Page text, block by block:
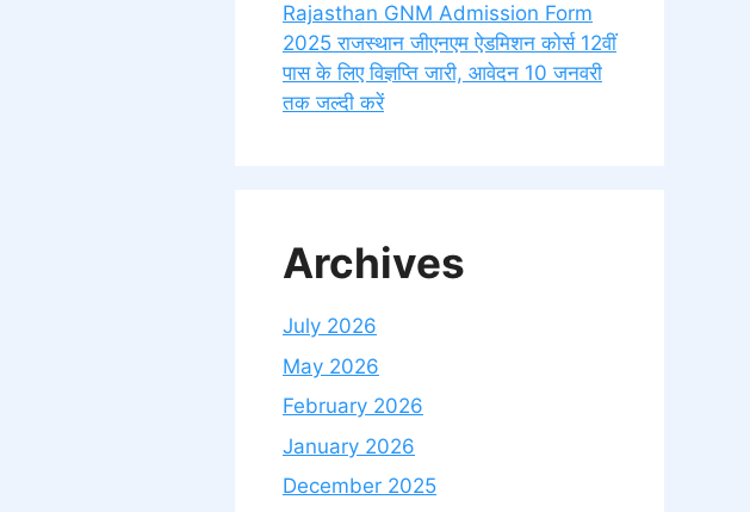
Rajasthan GNM Admission Form
2025 राजस्थान जीएनएम ऐडमिशन कोर्स 12वीं
पास के लिए विज्ञप्ति जारी, आवेदन 10 जनवरी
तक जल्दी करें
Archives
July 2026
May 2026
February 2026
January 2026
December 2025